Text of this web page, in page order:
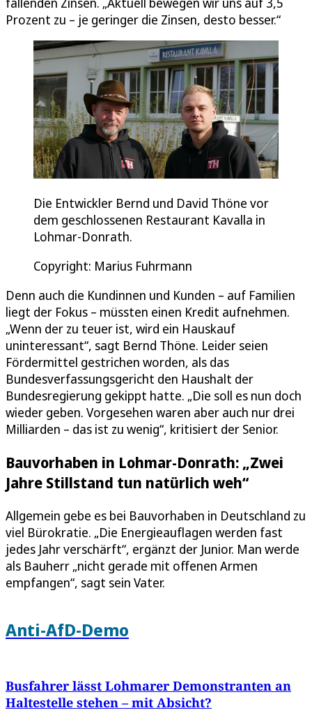
Prozent zu – je geringer die Zinsen, desto besser.“
Die Entwickler Bernd und David Thöne vor
dem geschlossenen Restaurant Kavalla in
Lohmar-Donrath.
Copyright: Marius Fuhrmann
Denn auch die Kundinnen und Kunden – auf Familien
liegt der Fokus – müssten einen Kredit aufnehmen.
„Wenn der zu teuer ist, wird ein Hauskauf
uninteressant“, sagt Bernd Thöne. Leider seien
Fördermittel gestrichen worden, als das
Bundesverfassungsgericht den Haushalt der
Bundesregierung gekippt hatte. „Die soll es nun doch
wieder geben. Vorgesehen waren aber auch nur drei
Milliarden – das ist zu wenig“, kritisiert der Senior.
Bauvorhaben in Lohmar-Donrath: „Zwei
Jahre Stillstand tun natürlich weh“
Allgemein gebe es bei Bauvorhaben in Deutschland zu
viel Bürokratie. „Die Energieauflagen werden fast
jedes Jahr verschärft“, ergänzt der Junior. Man werde
als Bauherr „nicht gerade mit offenen Armen
empfangen“, sagt sein Vater.
Anti-AfD-Demo
Busfahrer lässt Lohmarer Demonstranten an
Haltestelle stehen – mit Absicht?